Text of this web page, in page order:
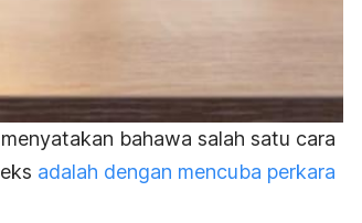
bahawa salah satu cara
adalah dengan mencuba perkara